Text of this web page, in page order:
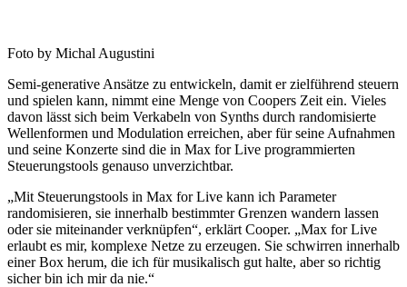
Foto by Michal Augustini
Semi-generative Ansätze zu entwickeln, damit er zielführend steuern
und spielen kann, nimmt eine Menge von Coopers Zeit ein. Vieles
davon lässt sich beim Verkabeln von Synths durch randomisierte
Wellenformen und Modulation erreichen, aber für seine Aufnahmen
und seine Konzerte sind die in Max for Live programmierten
Steuerungstools genauso unverzichtbar.
„Mit Steuerungstools in Max for Live kann ich Parameter
randomisieren, sie innerhalb bestimmter Grenzen wandern lassen
oder sie miteinander verknüpfen“, erklärt Cooper. „Max for Live
erlaubt es mir, komplexe Netze zu erzeugen. Sie schwirren innerhalb
einer Box herum, die ich für musikalisch gut halte, aber so richtig
sicher bin ich mir da nie.“